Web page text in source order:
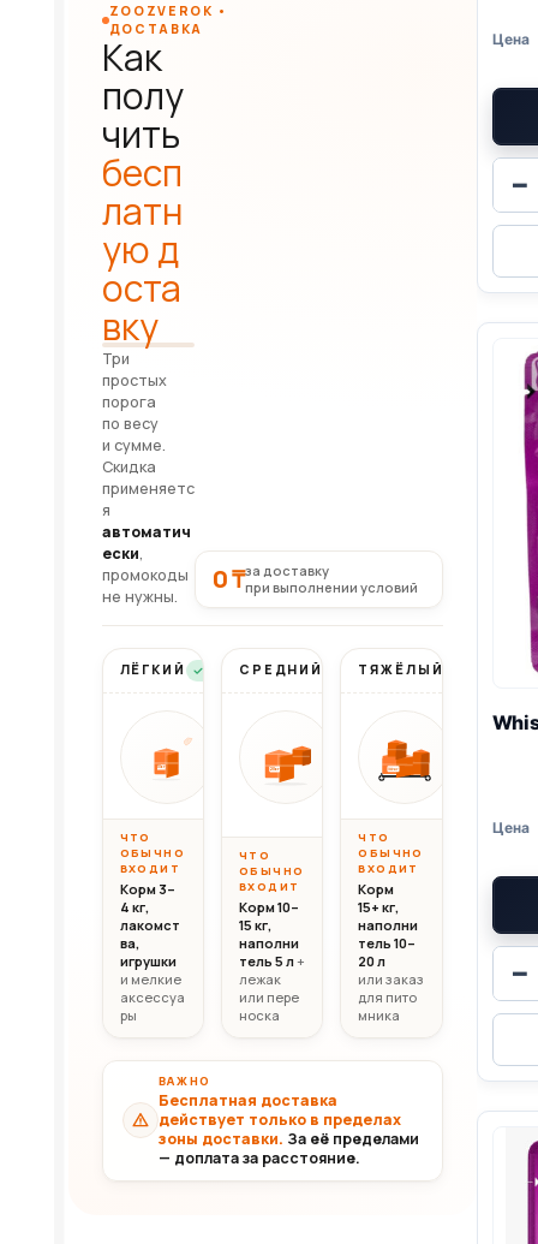
−
−
ZOOZVEROK •
ДОСТАВКА
Как
полу
чить
бесп
латн
ую д
оста
вку
Три
простых
порога
по весу
и сумме.
Скидка
применяетс
я
автоматич
ески,
промокоды
не нужны.
0 ₸за доставку
при выполнении условий
ЛЁГКИЙ Бесплатно
10кг
Вес до 10 кг
10 000 ₸
ЧТО
ОБЫЧНО
ВХОДИТ
Корм 3–
4 кг,
лакомст
ва,
игрушки
и мелкие
аксессуа
ры
СРЕДНИЙ Бесплатно
20кг
Вес 10–20 кг
20 000 ₸
ЧТО
ОБЫЧНО
ВХОДИТ
Корм 10–
15 кг,
наполни
тель 5 л+
лежак
или пере
носка
ТЯЖЁЛЫЙ Бесплатно
30+кг
Вес
ЧТО
ОБЫЧНО
ВХОДИТ
Корм
15+ кг,
наполни
тель 10–
20 л
или заказ
для пито
мника
ВАЖНО
Бесплатная доставка
действует только в пределах
зоны доставки. За её пределами
— доплата за расстояние.